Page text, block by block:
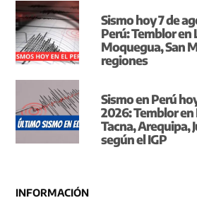
Sismo hoy 7 de
Perú: Temblor en
Moquegua, San
regiones
Sismo en Perú
2026: Temblor
Tacna, Arequipa,
según el IGP
INFORMACIÓN